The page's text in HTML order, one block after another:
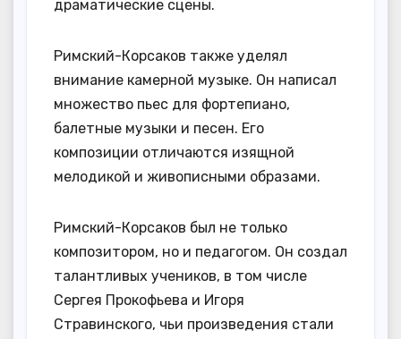
драматические сцены.
Римский-Корсаков также уделял
внимание камерной музыке. Он написал
множество пьес для фортепиано,
балетные музыки и песен. Его
композиции отличаются изящной
мелодикой и живописными образами.
Римский-Корсаков был не только
композитором, но и педагогом. Он создал
талантливых учеников, в том числе
Сергея Прокофьева и Игоря
Стравинского, чьи произведения стали